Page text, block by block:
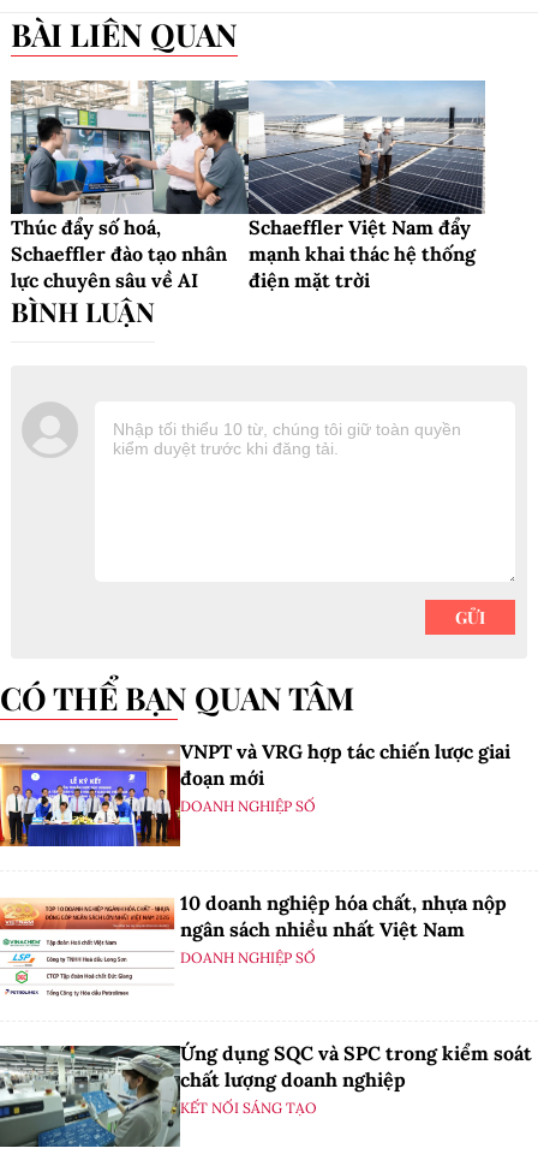
BÀI LIÊN QUAN
Thúc đẩy số hoá,
Schaeffler đào tạo nhân
lực chuyên sâu về AI
Schaeffler Việt Nam đẩy
mạnh khai thác hệ thống
điện mặt trời
CÓ THỂ BẠN QUAN TÂM
VNPT và VRG hợp tác chiến lược giai
đoạn mới
DOANH NGHIỆP SỐ
10 doanh nghiệp hóa chất, nhựa nộp
ngân sách nhiều nhất Việt Nam
DOANH NGHIỆP SỐ
Ứng dụng SQC và SPC trong kiểm soát
chất lượng doanh nghiệp
KẾT NỐI SÁNG TẠO